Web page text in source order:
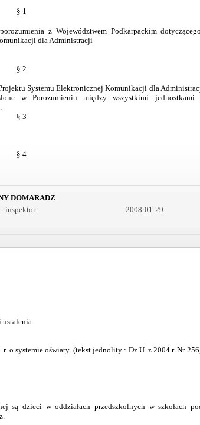
§ 1
z Województwem Podkarpackim
dla Administracji
§ 2
Systemu Elektronicznej Komunikacji dla
w Porozumieniu między wszystkimi jednostkami
§ 3
§ 4
DOMARADZ
- inspektor
2008-01-29
ustalenia
o systemie oświaty (tekst jednolity : Dz.U. z 2004 r. Nr
są dzieci w oddziałach przedszkolnych w szkołach